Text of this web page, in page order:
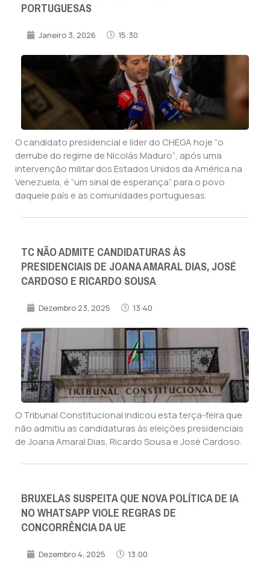
PORTUGUESAS
Janeiro 3, 2026 15:30
O candidato presidencial e líder do CHEGA hoje “o
derrube do regime de Nicolás Maduro“, após uma
intervenção militar dos Estados Unidos da América na
Venezuela, é “um sinal de esperança” para o povo
daquele país e as comunidades portuguesas.
TC NÃO ADMITE CANDIDATURAS ÀS
PRESIDENCIAIS DE JOANA AMARAL DIAS, JOSÉ
CARDOSO E RICARDO SOUSA
Dezembro 23, 2025 13:40
O Tribunal Constitucional indicou esta terça-feira que
não admitiu as candidaturas às eleições presidenciais
de Joana Amaral Dias, Ricardo Sousa e José Cardoso.
BRUXELAS SUSPEITA QUE NOVA POLÍTICA DE IA
NO WHATSAPP VIOLE REGRAS DE
CONCORRÊNCIA DA UE
Dezembro 4, 2025 13:00